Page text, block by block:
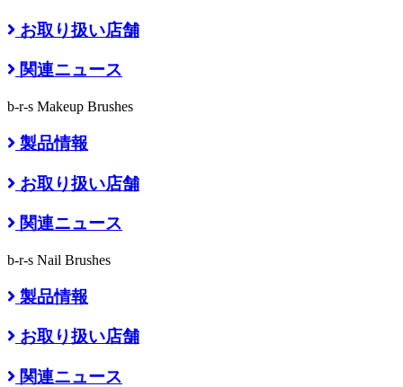
お取り扱い店舗
関連ニュース
b-r-s Makeup Brushes
製品情報
お取り扱い店舗
関連ニュース
b-r-s Nail Brushes
製品情報
お取り扱い店舗
関連ニュース